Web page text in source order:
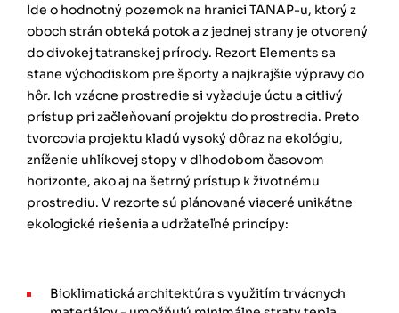
Ide o hodnotný pozemok na hranici TANAP-u, ktorý z
oboch strán obteká potok a z jednej strany je otvorený
do divokej tatranskej prírody. Rezort Elements sa
stane východiskom pre športy a najkrajšie výpravy do
hôr. Ich vzácne prostredie si vyžaduje úctu a citlivý
prístup pri začleňovaní projektu do prostredia. Preto
tvorcovia projektu kladú vysoký dôraz na ekológiu,
zníženie uhlíkovej stopy v dlhodobom časovom
horizonte, ako aj na šetrný prístup k životnému
prostrediu. V rezorte sú plánované viaceré unikátne
ekologické riešenia a udržateľné princípy:
Bioklimatická architektúra s využitím trvácnych